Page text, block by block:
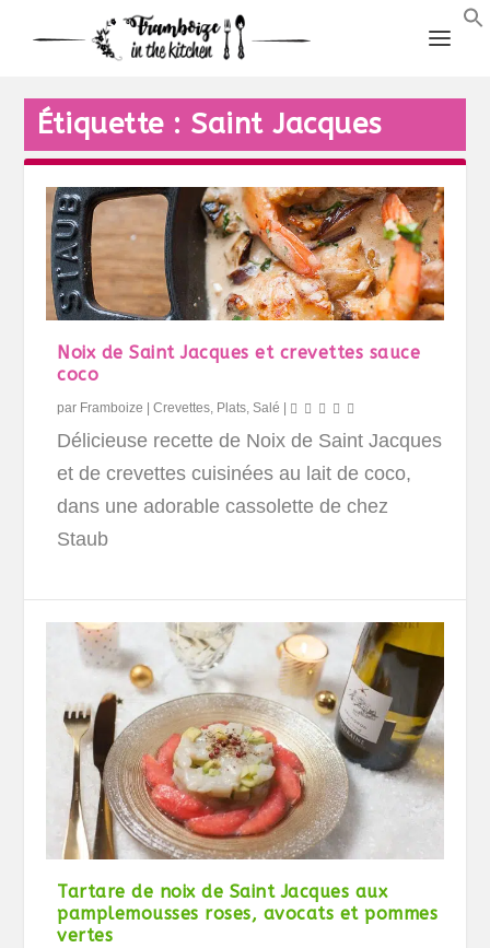
Étiquette : Saint Jacques
Noix de Saint Jacques et crevettes sauce
coco
par Framboize |Crevettes Plats ,Salé |
Délicieuse recette de Noix de Saint Jacques
et de crevettes cuisinées au lait de coco,
dans une adorable cassolette de chez
Staub
Tartare de noix de Saint Jacques aux
pamplemousses roses, avocats et pommes
vertes